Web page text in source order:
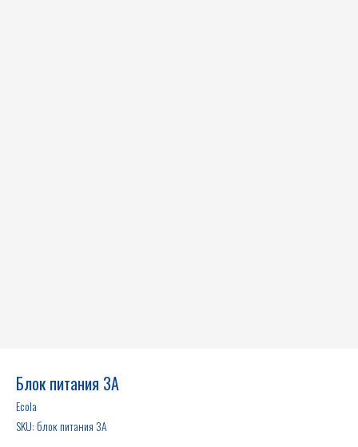
Блок питания 3A
Ecola
SKU:блок питания 3A